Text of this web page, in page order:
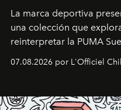
La marca deportiva
una colección que
reinterpretar la PUMA
diseño y el universo
07.08.2026 por L'Officiel